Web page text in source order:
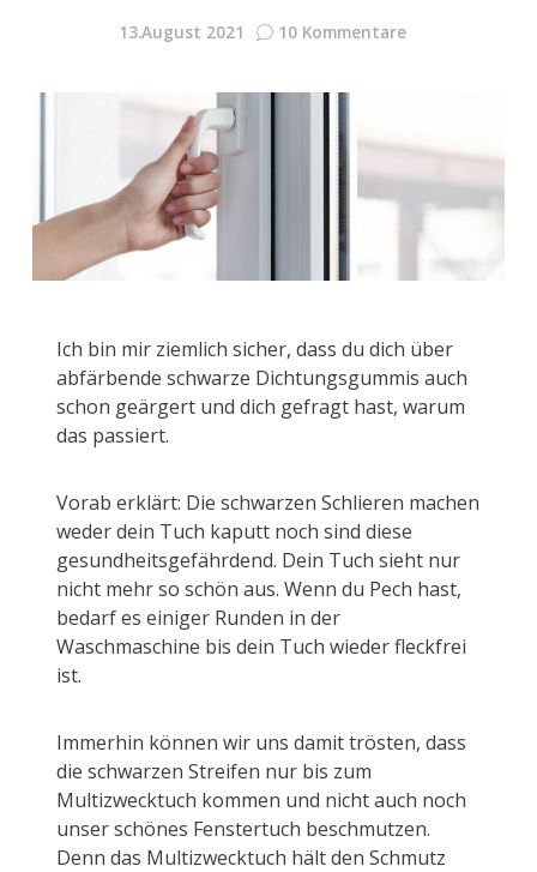
13.August 2021 10 Kommentare
Ich bin mir ziemlich sicher, dass du dich über
abfärbende schwarze Dichtungsgummis auch
schon geärgert und dich gefragt hast, warum
das passiert.
Vorab erklärt: Die schwarzen Schlieren machen
weder dein Tuch kaputt noch sind diese
gesundheitsgefährdend. Dein Tuch sieht nur
nicht mehr so schön aus. Wenn du Pech hast,
bedarf es einiger Runden in der
Waschmaschine bis dein Tuch wieder fleckfrei
ist.
Immerhin können wir uns damit trösten, dass
die schwarzen Streifen nur bis zum
Multizwecktuch kommen und nicht auch noch
unser schönes Fenstertuch beschmutzen.
Denn das Multizwecktuch hält den Schmutz